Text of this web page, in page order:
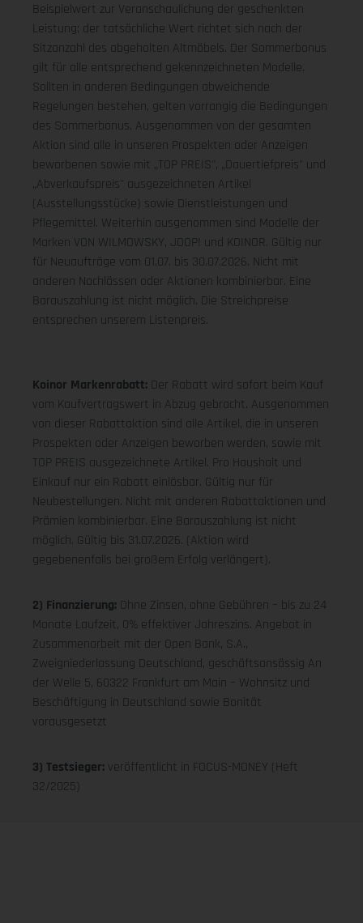
Beispielwert zur Veranschaulichung der geschenkten
Leistung; der tatsächliche Wert richtet sich nach der
Sitzanzahl des abgeholten Altmöbels. Der Sommerbonus
gilt für alle entsprechend gekennzeichneten Modelle.
Sollten in anderen Bedingungen abweichende
Regelungen bestehen, gelten vorrangig die Bedingungen
des Sommerbonus. Ausgenommen von der gesamten
Aktion sind alle in unseren Prospekten oder Anzeigen
beworbenen sowie mit „TOP PREIS", „Dauertiefpreis" und
„Abverkaufspreis" ausgezeichneten Artikel
(Ausstellungsstücke) sowie Dienstleistungen und
Pflegemittel. Weiterhin ausgenommen sind Modelle der
Marken VON WILMOWSKY, JOOP! und KOINOR. Gültig nur
für Neuaufträge vom 01.07. bis 30.07.2026. Nicht mit
anderen Nachlässen oder Aktionen kombinierbar. Eine
Barauszahlung ist nicht möglich. Die Streichpreise
entsprechen unserem Listenpreis.
Koinor Markenrabatt: Der Rabatt wird sofort beim Kauf
vom Kaufvertragswert in Abzug gebracht. Ausgenommen
von dieser Rabattaktion sind alle Artikel, die in unseren
Prospekten oder Anzeigen beworben werden, sowie mit
TOP PREIS ausgezeichnete Artikel. Pro Haushalt und
Einkauf nur ein Rabatt einlösbar. Gültig nur für
Neubestellungen. Nicht mit anderen Rabattaktionen und
Prämien kombinierbar. Eine Barauszahlung ist nicht
möglich. Gültig bis 31.07.2026. (Aktion wird
gegebenenfalls bei großem Erfolg verlängert).
2) Finanzierung: Ohne Zinsen, ohne Gebühren – bis zu 24
Monate Laufzeit, 0% effektiver Jahreszins. Angebot in
Zusammenarbeit mit der Open Bank, S.A.,
Zweigniederlassung Deutschland, geschäftsansässig An
der Welle 5, 60322 Frankfurt am Main – Wohnsitz und
Beschäftigung in Deutschland sowie Bonität
vorausgesetzt
3) Testsieger: veröffentlicht in FOCUS-MONEY (Heft
32/2025)